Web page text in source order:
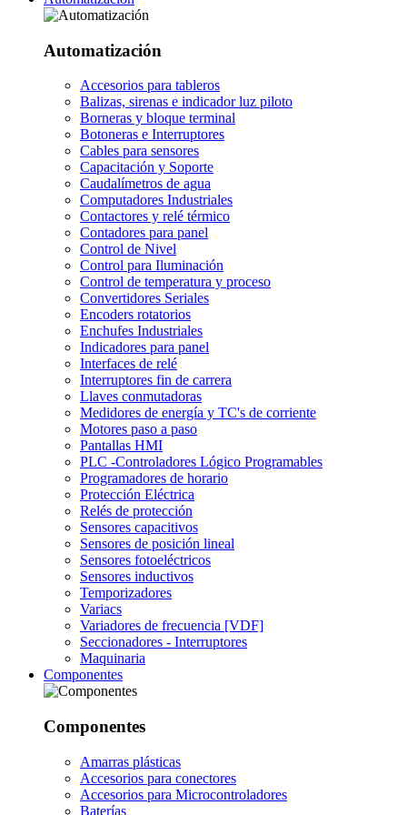
Automatización
Accesorios para tableros
Balizas, sirenas e indicador luz piloto
Borneras y bloque terminal
Botoneras e Interruptores
Cables para sensores
Capacitación y Soporte
Caudalímetros de agua
Computadores Industriales
Contactores y relé térmico
Contadores para panel
Control de Nivel
Control para Iluminación
Control de temperatura y proceso
Convertidores Seriales
Encoders rotatorios
Enchufes Industriales
Indicadores para panel
Interfaces de relé
Interruptores fin de carrera
Llaves conmutadoras
Medidores de energía y TC's de corriente
Motores paso a paso
Pantallas HMI
PLC -Controladores Lógico Programables
Programadores de horario
Protección Eléctrica
Relés de protección
Sensores capacitivos
Sensores de posición lineal
Sensores fotoeléctricos
Sensores inductivos
Temporizadores
Variacs
Variadores de frecuencia [VDF]
Seccionadores - Interruptores
Maquinaria
Componentes
Componentes
Amarras plásticas
Accesorios para conectores
Accesorios para Microcontroladores
Baterías